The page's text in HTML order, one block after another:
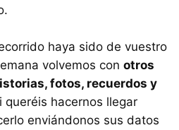
haya sido de vuestro
volvemos con otros
fotos, recuerdos y
queréis hacernos llegar
enviándonos sus datos